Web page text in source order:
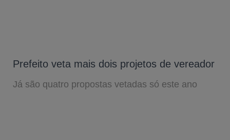
Prefeito veta mais dois projetos de vereador
Já são quatro propostas vetadas só este ano